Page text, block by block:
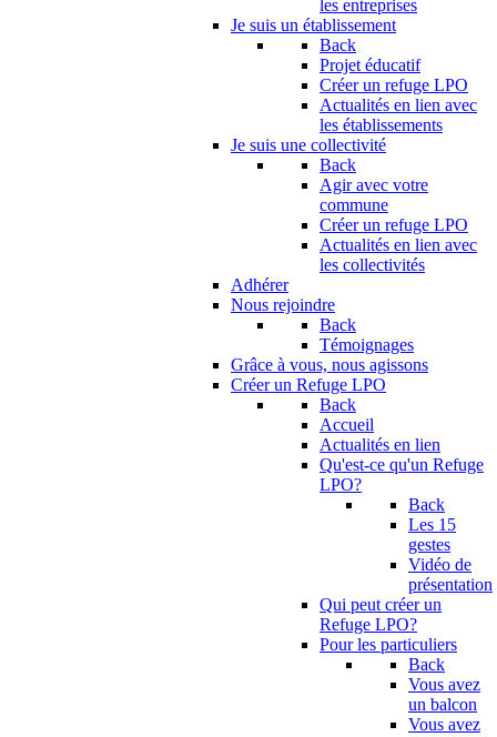
les entreprises
Je suis un établissement
Back
Projet éducatif
Créer un refuge LPO
Actualités en lien avec
les établissements
Je suis une collectivité
Back
Agir avec votre
commune
Créer un refuge LPO
Actualités en lien avec
les collectivités
Adhérer
Nous rejoindre
Back
Témoignages
Grâce à vous, nous agissons
Créer un Refuge LPO
Back
Accueil
Actualités en lien
Qu'est-ce qu'un Refuge
LPO?
Back
Les 15
gestes
Vidéo de
présentation
Qui peut créer un
Refuge LPO?
Pour les particuliers
Back
Vous avez
un balcon
Vous avez